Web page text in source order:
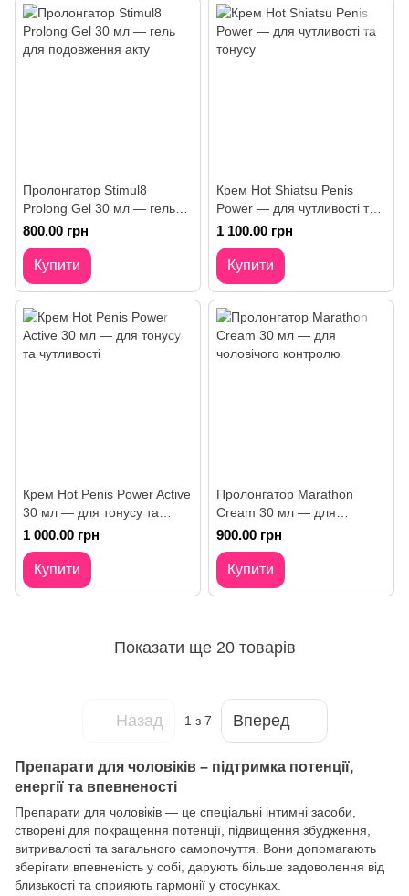
Пролонгатор Stimul8
Prolong Gel 30 мл — гель
для подовження акту
800.00 грн
Купити
Крем Hot Shiatsu Penis
Power — для чутливості та
тонусу
1 100.00 грн
Купити
Крем Hot Penis Power Active
30 мл — для тонусу та
чутливості
1 000.00 грн
Купити
Пролонгатор Marathon
Cream 30 мл — для
чоловічого контролю
900.00 грн
Купити
Показати ще 20 товарів
Назад 1 з 7 Вперед
Препарати для чоловіків – підтримка потенції,
енергії та впевненості
Препарати для чоловіків — це спеціальні інтимні засоби,
створені для покращення потенції, підвищення збудження,
витривалості та загального самопочуття. Вони допомагають
зберігати впевненість у собі, дарують більше задоволення від
близькості та сприяють гармонії у стосунках.